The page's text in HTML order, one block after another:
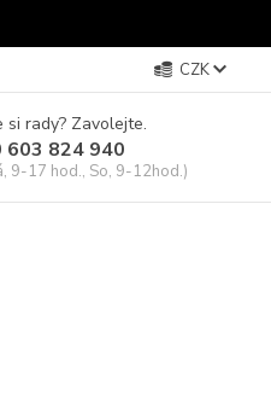
CZK
si rady? Zavolejte.
603 824 940
9-17 hod., So, 9-12hod.)